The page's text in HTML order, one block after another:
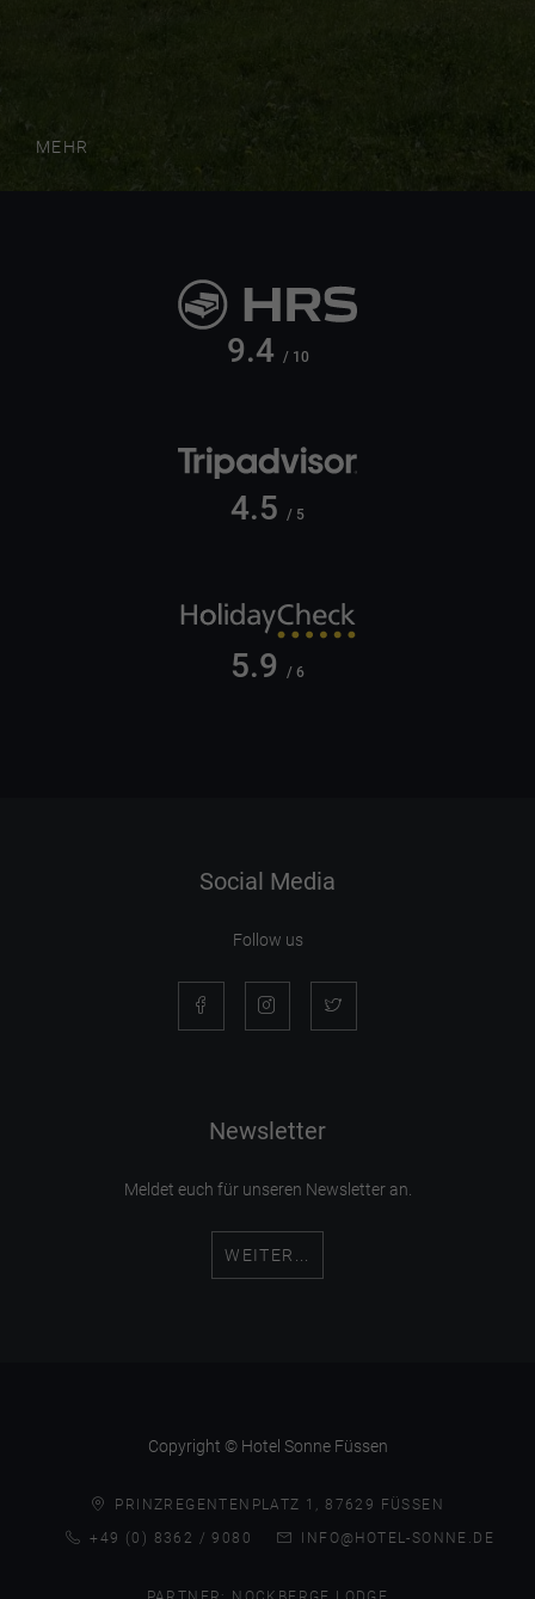
MEHR
9.4 / 10
4.5 / 5
5.9 / 6
Social Media
Follow us
Newsletter
Meldet euch für unseren Newsletter an.
WEITER...
Copyright © Hotel Sonne Füssen
PRINZREGENTENPLATZ 1, 87629 FÜSSEN
+49 (0) 8362 / 9080
INFO@HOTEL-SONNE.DE